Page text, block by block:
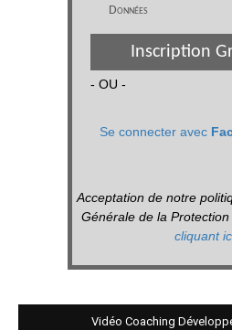
Données
Inscription
- OU -
Se connecter avec
Acceptation de notre
Générale de la
cliquant
Vidéo Coaching